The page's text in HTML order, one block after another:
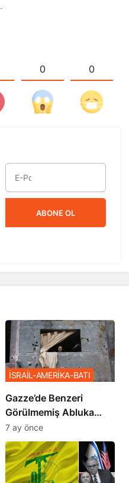
0 0
ABONE OL
​​​​​​​Gazze’de Benzeri
Görülmemiş Abluka
Planı
İSRAİL-AMERİKA-BATI
7 ay önce